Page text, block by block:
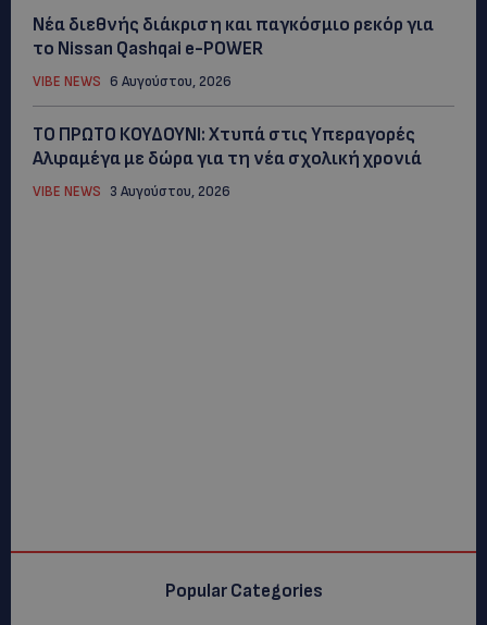
Νέα διεθνής διάκριση και παγκόσμιο ρεκόρ για
το Nissan Qashqai e-POWER
VIBE NEWS 6 Αυγούστου, 2026
ΤΟ ΠΡΩΤΟ ΚΟΥΔΟΥΝΙ: Xτυπά στις Υπεραγορές
Αλφαμέγα με δώρα για τη νέα σχολική χρονιά
VIBE NEWS 3 Αυγούστου, 2026
Popular Categories